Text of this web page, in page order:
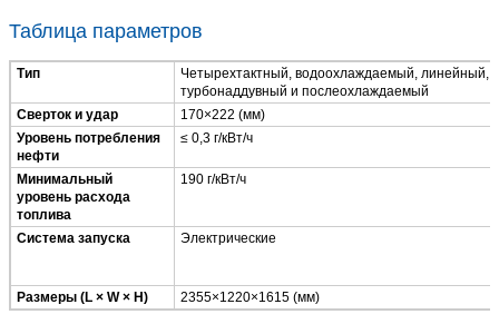
Таблица параметров
Тип
Четырехтактный, водоохлаждаемый, линейный,
турбонаддувный и послеохлаждаемый
Сверток и удар
170×222 (мм)
Уровень потребления
нефти
≤ 0,3 г/кВт/ч
Минимальный
уровень расхода
топлива
190 г/кВт/ч
Система запуска Электрические
Размеры (L × W × H) 2355×1220×1615 (мм)